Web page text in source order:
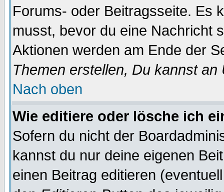
Forums- oder Beitragsseite. Es
musst, bevor du eine Nachricht
Aktionen werden am Ende der
Themen erstellen, Du kannst
Nach oben
Wie editiere oder lösche ich
Sofern du nicht der
kannst du nur deine eigenen
einen Beitrag editieren